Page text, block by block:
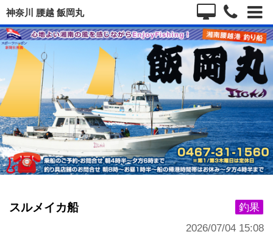
神奈川 腰越 飯岡丸
釣果
スルメイカ船
2026/07/04 15:08